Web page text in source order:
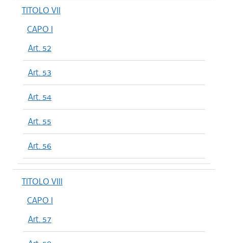
TITOLO VII
CAPO I
Art. 52
Art. 53
Art. 54
Art. 55
Art. 56
TITOLO VIII
CAPO I
Art. 57